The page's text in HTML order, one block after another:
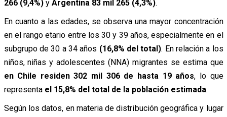
266 (9,4%)y Argentina 83 mil 265 (4,3%).
En cuanto a las edades, se observa una mayor concentración
en el rango etario entre los 30 y 39 años, especialmente en el
subgrupo de 30 a 34 años (16,8% del total). En relación a los
niños, niñas y adolescentes (NNA) migrantes se estima que
en Chile residen 302 mil 306 de hasta 19 años, lo que
representa el 15,8% del total de la población estimada.
Según los datos, en materia de distribución geográfica y lugar